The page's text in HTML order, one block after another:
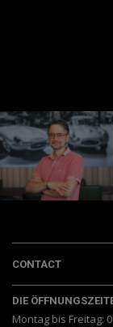
CONTACT
DIE
Montag bis Freitag: